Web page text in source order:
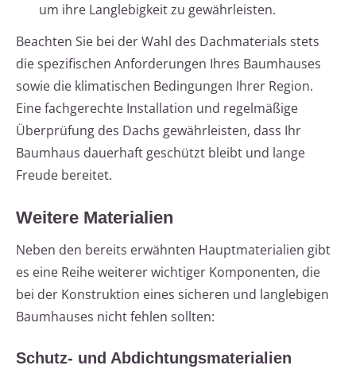
um ihre Langlebigkeit zu gewährleisten.
Beachten Sie bei der Wahl des Dachmaterials stets
die spezifischen Anforderungen Ihres Baumhauses
sowie die klimatischen Bedingungen Ihrer Region.
Eine fachgerechte Installation und regelmäßige
Überprüfung des Dachs gewährleisten, dass Ihr
Baumhaus dauerhaft geschützt bleibt und lange
Freude bereitet.
Weitere Materialien
Neben den bereits erwähnten Hauptmaterialien gibt
es eine Reihe weiterer wichtiger Komponenten, die
bei der Konstruktion eines sicheren und langlebigen
Baumhauses nicht fehlen sollten:
Schutz- und Abdichtungsmaterialien